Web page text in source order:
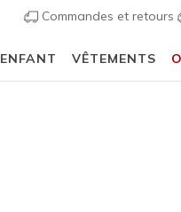
Commandes et retours
ENFANT VÊTEMENTS